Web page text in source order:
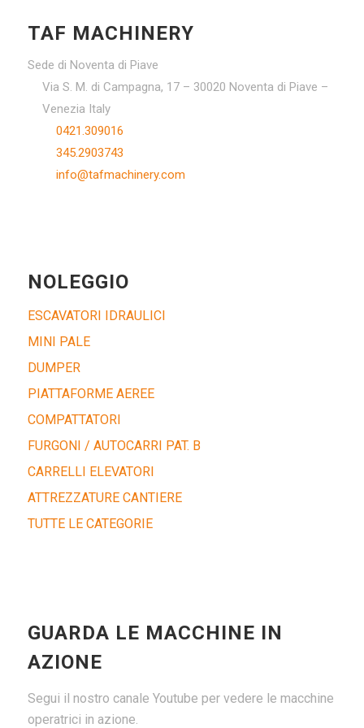
TAF MACHINERY
Sede di Noventa di Piave
Via S. M. di Campagna, 17 – 30020 Noventa di Piave –
Venezia Italy
0421.309016
345.2903743
info@tafmachinery.com
NOLEGGIO
ESCAVATORI IDRAULICI
MINI PALE
DUMPER
PIATTAFORME AEREE
COMPATTATORI
FURGONI / AUTOCARRI PAT. B
CARRELLI ELEVATORI
ATTREZZATURE CANTIERE
TUTTE LE CATEGORIE
GUARDA LE MACCHINE IN
AZIONE
Segui il nostro canale Youtube per vedere le macchine
operatrici in azione.